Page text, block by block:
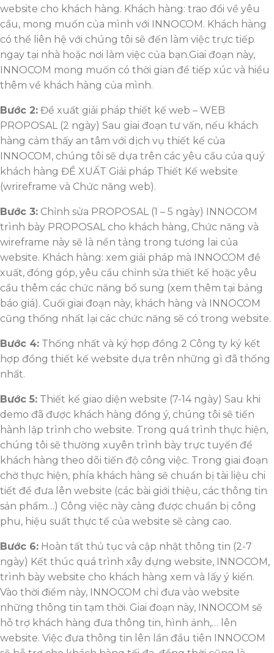
website cho khách hàng. Khách hàng: trao đổi về yêu
cầu, mong muốn của mình với INNOCOM. Khách hàng
có thể liên hệ với chúng tôi sẽ đến làm việc trực tiếp
ngay tại nhà hoặc nơi làm việc của bạn.Giai đoạn này,
INNOCOM mong muốn có thời gian để tiếp xúc và hiểu
thêm về khách hàng của mình.
Bước 2: Đề xuất giải pháp thiết kế web – WEB
PROPOSAL (2 ngày) Sau giai đoạn tư vấn, nếu khách
hàng cảm thấy an tâm với dịch vụ thiết kế của
INNOCOM, chúng tôi sẽ dựa trên các yêu cầu của quý
khách hàng ĐỀ XUẤT Giải pháp Thiết Kế website
(wrireframe và Chức năng web).
Bước 3: Chỉnh sửa PROPOSAL (1 – 5 ngày) INNOCOM
trình bày PROPOSAL cho khách hàng, Chức năng và
wireframe này sẽ là nền tảng trong tương lai của
website. Khách hàng: xem giải pháp mà INNOCOM đề
xuất, đóng góp, yêu cầu chỉnh sửa thiết kế hoặc yêu
cầu thêm các chức năng bổ sung (xem thêm tại bảng
báo giá). Cuối giai đoạn này, khách hàng và INNOCOM
cũng thống nhất lại các chức năng sẽ có trong website.
Bước 4: Thống nhất và ký hợp đồng 2 Công ty ký kết
hợp đồng thiết kế website dựa trên những gì đã thống
nhất.
Bước 5: Thiết kế giao diện website (7-14 ngày) Sau khi
demo đã được khách hàng đồng ý, chúng tôi sẽ tiến
hành lập trình cho website. Trong quá trình thực hiện,
chúng tôi sẽ thường xuyên trình bày trực tuyến để
khách hàng theo dõi tiến độ công việc. Trong giai đoạn
chờ thực hiện, phía khách hàng sẽ chuẩn bị tài liệu chi
tiết để đưa lên website (các bài giới thiệu, các thông tin
sản phẩm…) Công việc này càng được chuẩn bị công
phu, hiệu suất thực tế của website sẽ càng cao.
Bước 6: Hoàn tất thủ tục và cập nhật thông tin (2-7
ngày) Kết thúc quá trình xây dựng website, INNOCOM,
trình bày website cho khách hàng xem và lấy ý kiến.
Vào thời điểm này, INNOCOM chỉ đưa vào website
những thông tin tạm thời. Giai đoạn này, INNOCOM sẽ
hỗ trợ khách hàng đưa thông tin, hình ảnh,… lên
website. Việc đưa thông tin lên lần đầu tiên INNOCOM